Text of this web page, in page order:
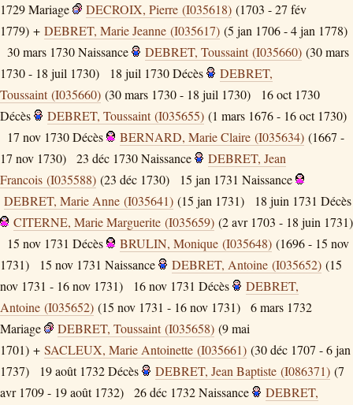
1729Mariage DECROIX, Pierre (I035618) (1703 - 27 fév
1779) + DEBRET, Marie Jeanne (I035617) (5 jan 1706 - 4 jan 1778)
30 mars 1730Naissance DEBRET, Toussaint (I035660) (30 mars
1730 - 18 juil 1730)
18 juil 1730Décès
DEBRET,
Toussaint (I035660) (30 mars 1730 - 18 juil 1730)
16 oct 1730
Décès
DEBRET, Toussaint (I035655) (1 mars 1676 - 16 oct 1730)
17 nov 1730Décès BERNARD, Marie Claire (I035634) (1667 -
17 nov 1730)
23 déc 1730Naissance
DEBRET, Jean
Francois (I035588) (23 déc 1730) 15 jan 1731 Naissance
DEBRET, Marie Anne (I035641) (15 jan 1731) 18 juin 1731 Décès
CITERNE, Marie Marguerite (I035659) (2 avr 1703 - 18 juin 1731)
15 nov 1731 Décès BRULIN, Monique (I035648) (1696 - 15 nov
1731)
15 nov 1731 Naissance DEBRET, Antoine (I035652) (15
nov 1731 - 16 nov 1731)
16 nov 1731 Décès
DEBRET,
Antoine (I035652) (15 nov 1731 - 16 nov 1731)
6 mars 1732
Mariage
DEBRET, Toussaint (I035658) (9 mai
1701) + SACLEUX, Marie Antoinette (I035661) (30 déc 1707 - 6 jan
1737)
19 août 1732Décès DEBRET, Jean Baptiste (I086371) (7
avr 1709 - 19 août 1732)
26 déc 1732Naissance DEBRET,